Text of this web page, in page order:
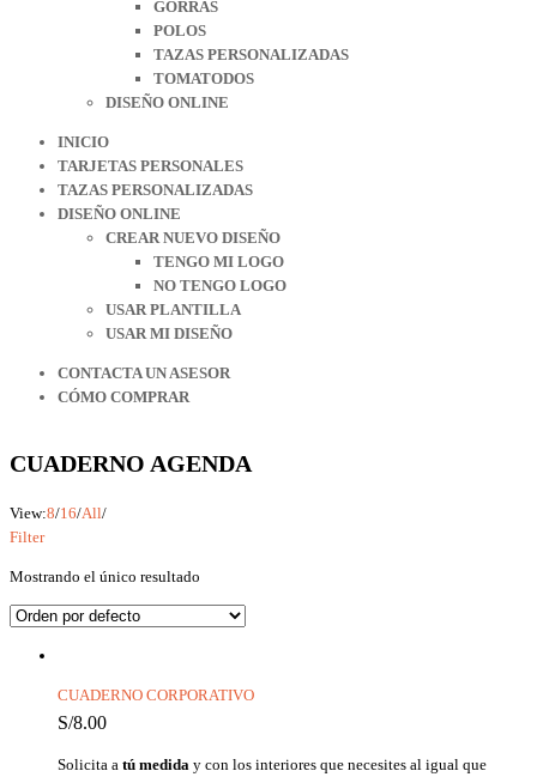
GORRAS
POLOS
TAZAS PERSONALIZADAS
TOMATODOS
DISEÑO ONLINE
INICIO
TARJETAS PERSONALES
TAZAS PERSONALIZADAS
DISEÑO ONLINE
CREAR NUEVO DISEÑO
TENGO MI LOGO
NO TENGO LOGO
USAR PLANTILLA
USAR MI DISEÑO
CONTACTA UN ASESOR
CÓMO COMPRAR
CUADERNO AGENDA
View:8/16/All/
Filter
Mostrando el único resultado
CUADERNO CORPORATIVO
S/8.00
Solicita a tú medida y con los interiores que necesites al igual que